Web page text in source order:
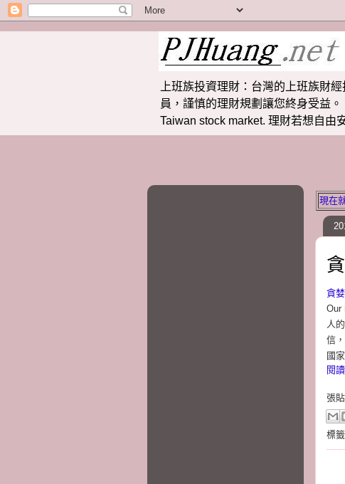
上班族投資理財：台灣的上班族財
員，謹慎的理財規劃讓您終身受益
Taiwan stock market. 理財若想自由
現在
貪婪
Our
人
信
國
閱
張
標籤